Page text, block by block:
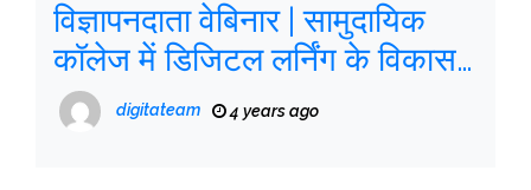
विज्ञापनदाता वेबिनार | सामुदायिक
कॉलेज में डिजिटल लर्निंग के विकास
पर छात्र, संकाय और प्रशासक के
दृष्टिकोण
digitateam 4 years ago